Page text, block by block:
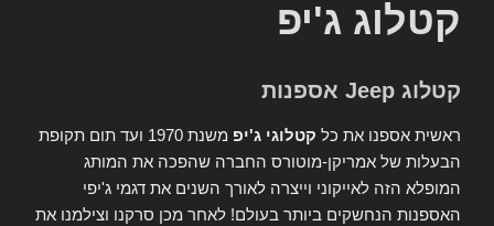
קטלוג ג'יפ
קטלוג Jeep אספנות
ראשית אספנו את כל קטלוגי ג'יפ
משנת 1970 ועד תום תקופת
הבעלות של אמריקן-מוטורס החברה שהפכה את המותג
המופלא הזה לאייקוני וייצרה לאורך השנים את דגמי ג'יפי
האספנות הנחשקים ביותר בעולם! לאחר מכן סרקנו וצילמנו את